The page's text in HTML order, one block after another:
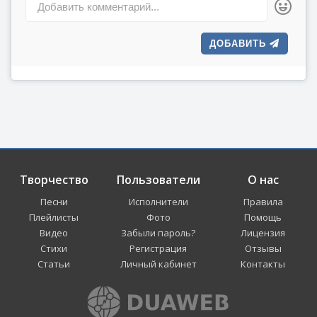
נושאת עמה פחד וכאב.
פזמון:
אל תיגע בנשמתי הרכה.
שלפתי חרב, מוכן לקרב,
אך בצל לא ניתן להילחם.
למה אתה מושך אותי עכשיו
למקום ריק, חשוך ודומם?
שבניתי בתוך מחשבתי.
וליבי נחנק מכאב גדול
Добавить комментарий...
ДОБАВИТЬ
Творчество
Песни
Плейлисты
Видео
Стихи
Статьи
Пользователи
Исполнители
Фото
Забыли пароль?
Регистрация
Личный кабинет
О нас
Правила
Помощь
Лицензия
Отзывы
Контакты